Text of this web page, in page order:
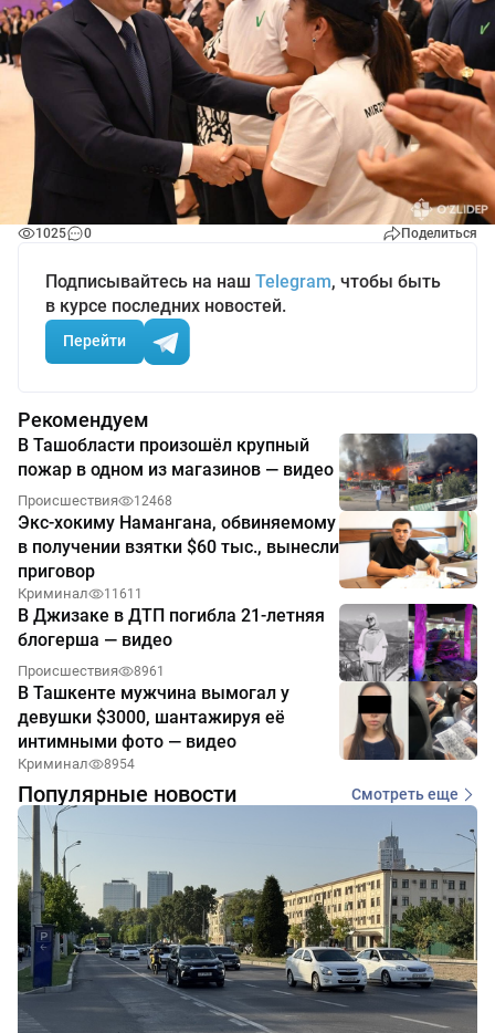
1025 0 Поделиться
Подписывайтесь на наш Telegram, чтобы быть
в курсе последних новостей.
Перейти
Рекомендуем
В Ташобласти произошёл крупный
пожар в одном из магазинов — видео
Происшествия 12468
Экс-хокиму Намангана, обвиняемому
в получении взятки $60 тыс., вынесли
приговор
Криминал 11611
В Джизаке в ДТП погибла 21-летняя
блогерша — видео
Происшествия 8961
В Ташкенте мужчина вымогал у
девушки $3000, шантажируя её
интимными фото — видео
Криминал 8954
Популярные новости Смотреть еще